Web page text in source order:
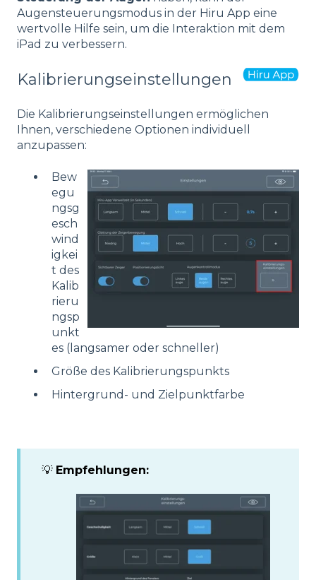
Augensteuerungsmodus in der Hiru App eine
wertvolle Hilfe sein, um die Interaktion mit dem
iPad zu verbessern.
Kalibrierungseinstellungen
Die Kalibrierungseinstellungen ermöglichen
Ihnen, verschiedene Optionen individuell
anzupassen:
Bew
egu
ngsg
esch
wind
igkei
t des
Kalib
rieru
ngsp
unkt
es (langsamer oder schneller)
Größe des Kalibrierungspunkts
Hintergrund- und Zielpunktfarbe
💡 Empfehlungen: